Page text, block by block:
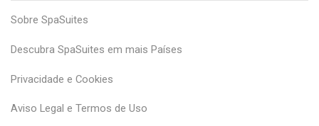
Sobre SpaSuites
Descubra SpaSuites em mais Países
Privacidade e Cookies
Aviso Legal e Termos de Uso